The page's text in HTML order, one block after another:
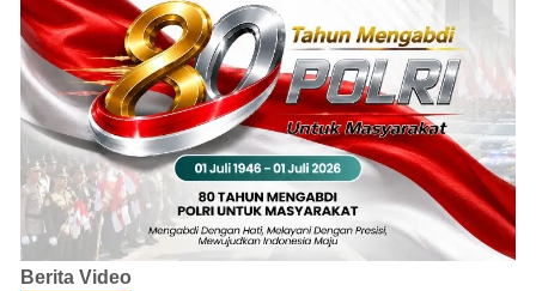
Berita Video